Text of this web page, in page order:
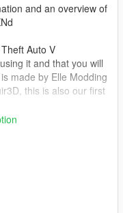
and an overview of
Auto V
it and that you will
made by Elle Modding
this is also our first
any more models